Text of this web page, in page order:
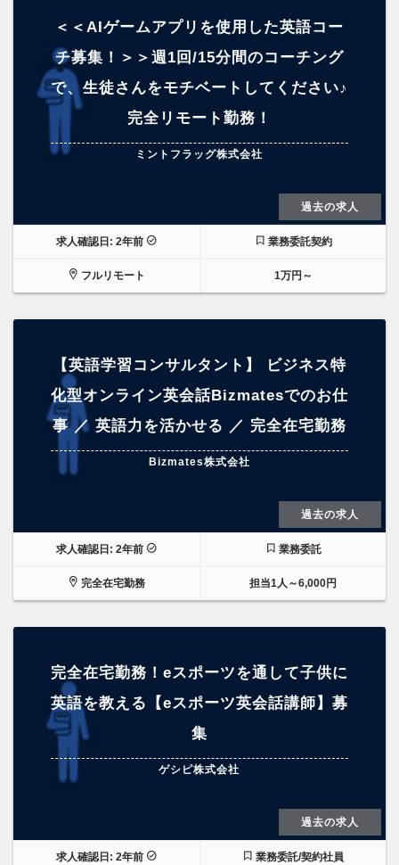
＜＜AIゲームアプリを使用した英語コー
チ募集！＞＞週1回/15分間のコーチング
で、生徒さんをモチベートしてください♪
完全リモート勤務！
ミントフラッグ株式会社
過去の求人
求人確認日: 2年前 業務委託契約
フルリモート 1万円～
【英語学習コンサルタント】 ビジネス特
化型オンライン英会話Bizmatesでのお仕
事 ／ 英語力を活かせる ／ 完全在宅勤務
Bizmates株式会社
過去の求人
求人確認日: 2年前 業務委託
完全在宅勤務 担当1人～6,000円
完全在宅勤務！eスポーツを通して子供に
英語を教える【eスポーツ英会話講師】募
集
ゲシピ株式会社
過去の求人
求人確認日: 2年前 業務委託/契約社員